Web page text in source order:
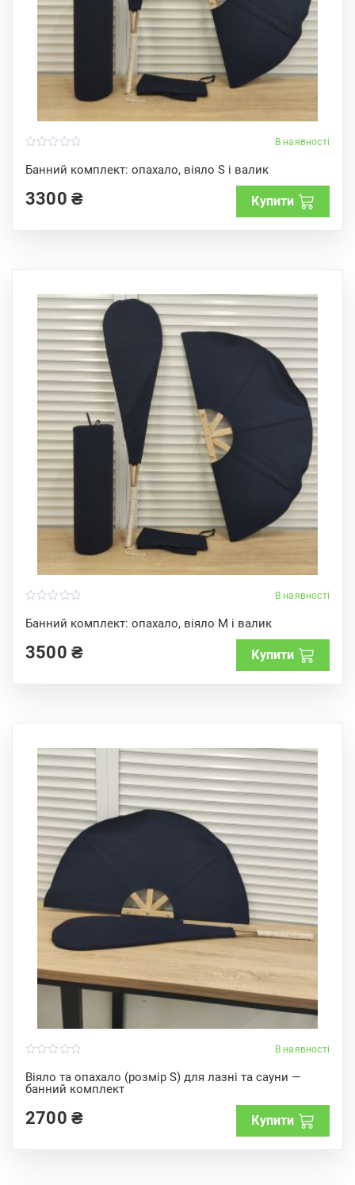
В наявності
Банний комплект: опахало, віяло S і валик
o
u
o
f
3300 ₴ Купити
В наявності
Банний комплект: опахало, віяло М і валик
o
u
o
f
3500 ₴ Купити
В наявності
Віяло та опахало (розмір S) для лазні та сауни —
банний комплект
o
u
t
f
5
2700 ₴ Купити